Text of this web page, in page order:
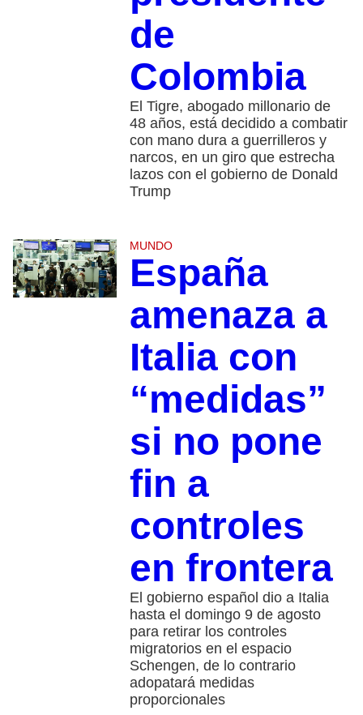
de
Colombia
El Tigre, abogado millonario de
48 años, está decidido a combatir
con mano dura a guerrilleros y
narcos, en un giro que estrecha
lazos con el gobierno de Donald
Trump
MUNDO
España
amenaza a
Italia con
“medidas”
si no pone
fin a
controles
en frontera
El gobierno español dio a Italia
hasta el domingo 9 de agosto
para retirar los controles
migratorios en el espacio
Schengen, de lo contrario
adopatará medidas
proporcionales